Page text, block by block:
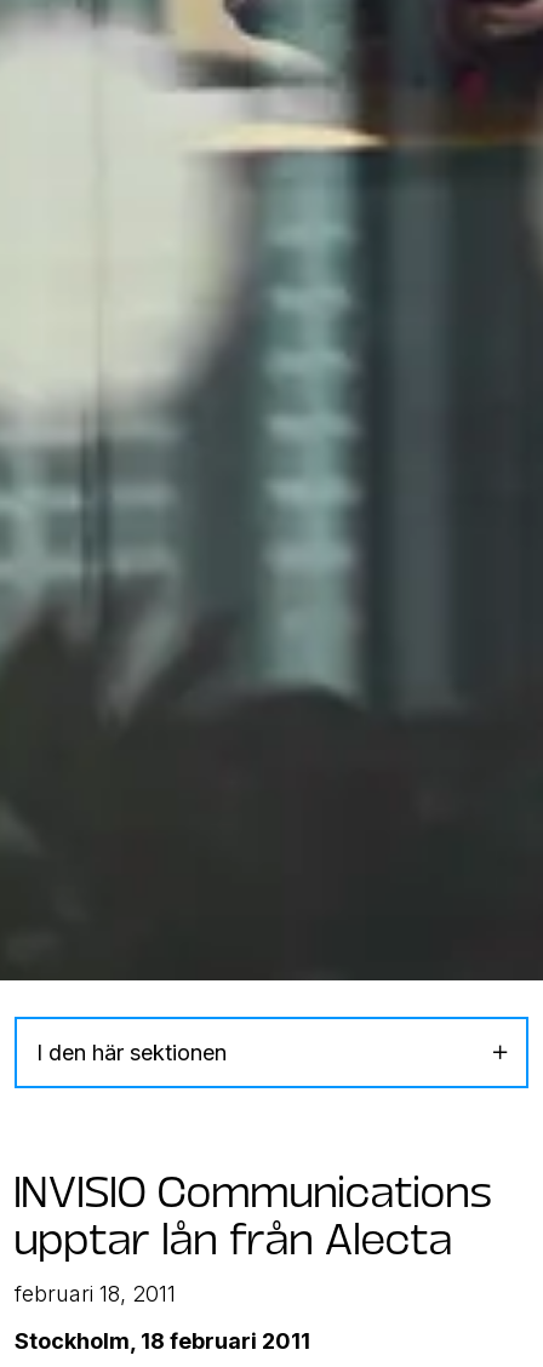
I den här sektionen
INVISIO Communications
upptar lån från Alecta
februari 18, 2011
Stockholm, 18 februari 2011